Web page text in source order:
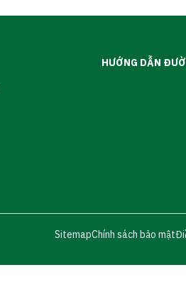
HƯỚNG DẪN
SitemapChính sách bảo mật